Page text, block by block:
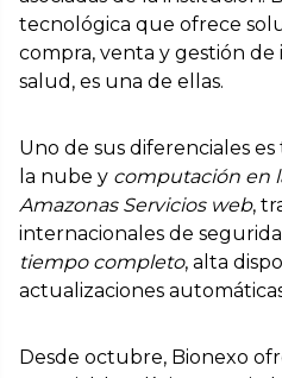
tecnológica que ofrece
compra, venta y gestión de
salud, es una de ellas.
Uno de sus diferenciales
la nube y computación en
Amazonas Servicios web,
internacionales de
tiempo completo, alta
actualizaciones
Desde octubre, Bionexo